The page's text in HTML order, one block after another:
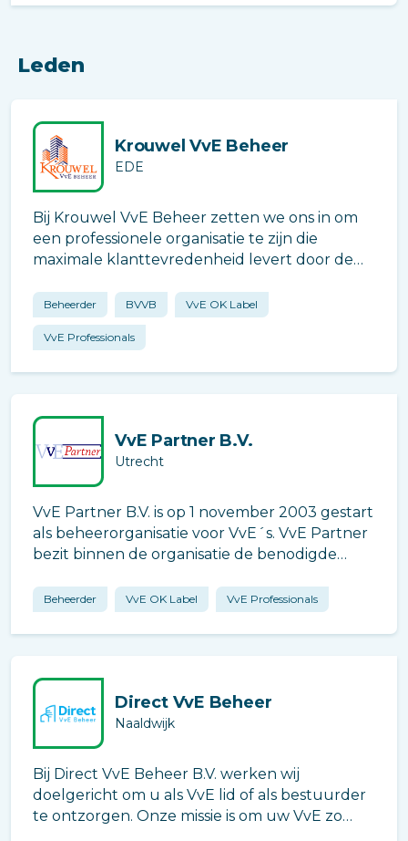
Leden
Krouwel VvE Beheer
EDE
Bij Krouwel VvE Beheer zetten we ons in om
een professionele organisatie te zijn die
maximale klanttevredenheid levert door de
toewijding aan kwaliteit en innovatie. Als trots
lid van de brancheverenigingen BVVB en VvE
Beheerder BVVB VvE OK Label
VvE Professionals
VvE Partner B.V.
Utrecht
VvE Partner B.V. is op 1 november 2003 gestart
als beheerorganisatie voor VvE´s. VvE Partner
bezit binnen de organisatie de benodigde
aantrekken van gekwalificeerd personeel is de
kennis en ervaring aanwezig die no
Beheerder VvE OK Label VvE Professionals
Direct VvE Beheer
Naaldwijk
Bij Direct VvE Beheer B.V. werken wij
doelgericht om u als VvE lid of als bestuurder
te ontzorgen. Onze missie is om uw VvE zo